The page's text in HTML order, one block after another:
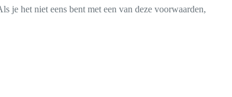
je het niet eens bent met een van deze voorwaarden,